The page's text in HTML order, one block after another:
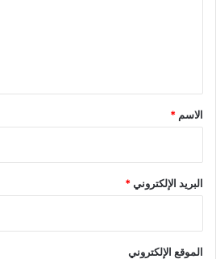
*
الاسم *
البريد الإلكتروني*
الموقع الإلكتروني